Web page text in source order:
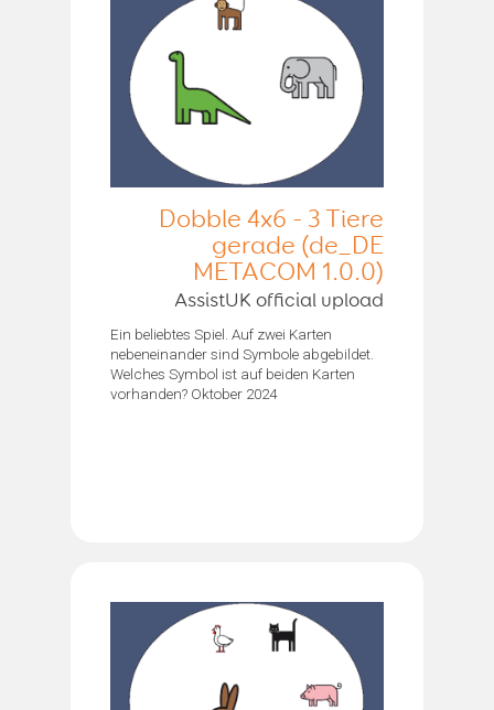
Dobble 4x6 - 3 Tiere
gerade (de_DE
METACOM 1.0.0)
AssistUK official upload
Ein beliebtes Spiel. Auf zwei Karten
nebeneinander sind Symbole abgebildet.
Welches Symbol ist auf beiden Karten
vorhanden? Oktober 2024